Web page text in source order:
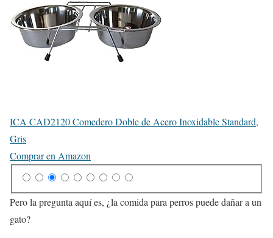
ICA CAD2120 Comedero Doble de Acero Inoxidable Standard,
Gris
Comprar en Amazon
Pero la pregunta aquí es, ¿la comida para perros puede dañar a un
gato?